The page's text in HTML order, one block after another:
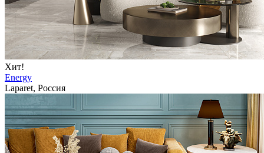
Хит!
Energy
Laparet, Россия